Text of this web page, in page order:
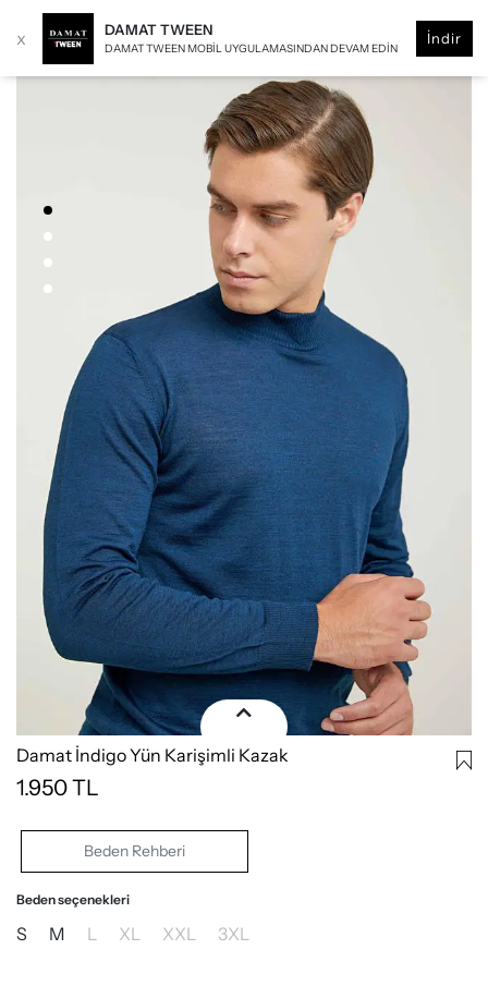
x DAMAT TWEEN
DAMAT TWEEN MOBIL UYGULAMASINDAN DEVAM EDIN
İndir
Damat İndigo Yün Karişimli Kazak
1.950TL
Beden Rehberi
Beden seçenekleri
S M L XL XXL 3XL